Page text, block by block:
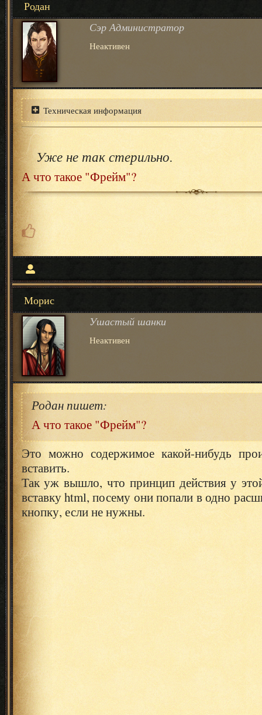
Родан
Сэр Администратор
Неактивен
Техническая информация
Уже не так стерильно.
А что такое "Фрейм"?
Морис
Ушастый шанки
Неактивен
Родан пишет:
А что такое "Фрейм"?
Это можно содержимое какой-нибудь
вставить.
Так уж вышло, что принцип действия у
вставку html, посему они попали в одно
кнопку, если не нужны.